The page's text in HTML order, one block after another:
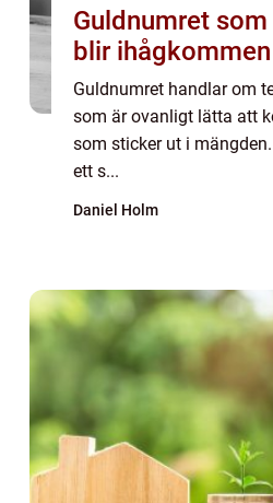
Guldnumret
blir ihågkommen
Guldnumret handlar om
som är ovanligt lätta att
som sticker ut i
ett s...
Daniel Holm